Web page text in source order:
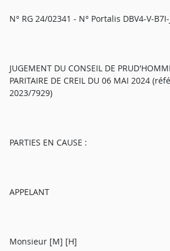
N° RG 24/02341 - N° Portalis DBV4-V-B7I-
JUGEMENT DU CONSEIL DE
PARITAIRE DE CREIL DU 06 MAI 2024
2023/7929)
PARTIES EN CAUSE :
APPELANT
Monsieur [M] [H]